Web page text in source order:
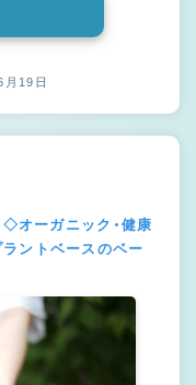
月19日
オーガニック・健康
ントベースのベー